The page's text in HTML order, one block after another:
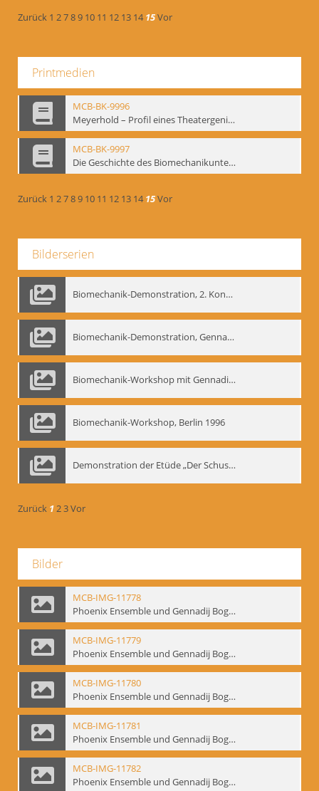
Zurück 1 2789 10 11 12 13 14 15Vor
Printmedien
MCB-BK-9996
Meyerhold – Profil eines Theatergenies. Vortrag. Arbeitsdemonstration - interne Signatur: BM-prt-203
MCB-BK-9997
Die Geschichte des Biomechanikunterrichts im Theater der Satire - interne Signatur: BM-prt-204
Zurück 1 2789 10 11 12 13 14 15Vor
Bilderserien
Biomechanik-Demonstration, 2. Kongress der EMF, Mai 1995
Biomechanik-Demonstration, Gennadij Bogdanow im Berliner Ensemble, 04.10.1991
Biomechanik-Workshop mit Gennadij Nikolajewitsch Bogdanow im Mime Centrum Berlin, 1991
Biomechanik-Workshop, Berlin 1996
Demonstration der Etüde „Der Schuss mit dem Bogen“ durch Gennadij Nikolajewitsch Bogdanow, Berlin 1991
Zurück 123Vor
Bilder
MCB-IMG-11778
Phoenix Ensemble und Gennadij Bogdanow; BM-img-105-4
MCB-IMG-11779
Phoenix Ensemble und Gennadij Bogdanow; BM-img-105-5
MCB-IMG-11780
Phoenix Ensemble und Gennadij Bogdanow; BM-img-105-6
MCB-IMG-11781
Phoenix Ensemble und Gennadij Bogdanow; BM-img-105-7
MCB-IMG-11782
Phoenix Ensemble und Gennadij Bogdanow; BM-img-105-8